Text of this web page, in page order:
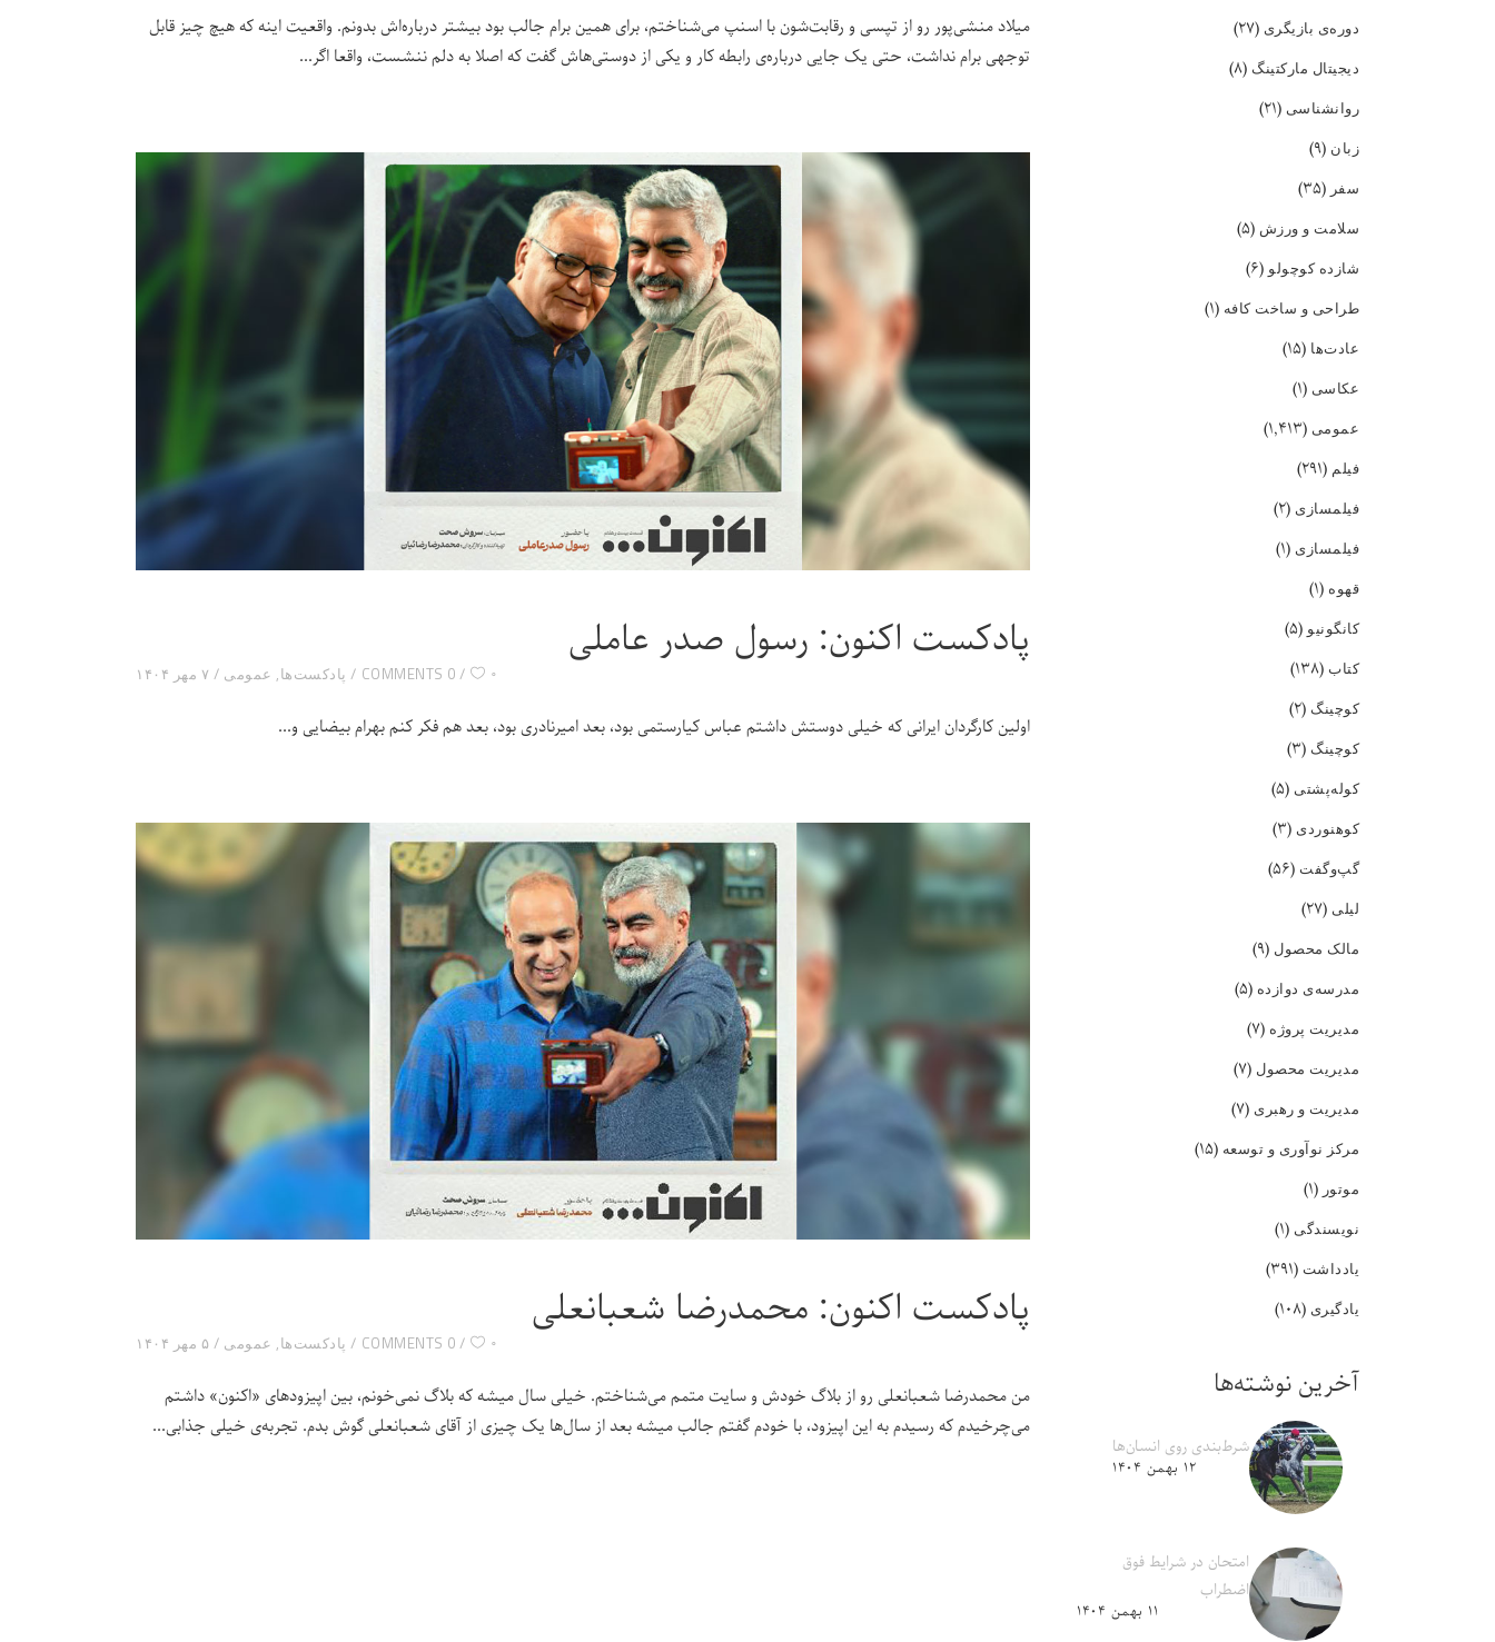
میلاد منشی‌پور رو از تپسی و رقابت‌شون با اسنپ می‌شناختم، برای همین برام جالب بود بیشتر درباره‌اش بدونم. واقعیت اینه که هیچ چیز قابل
توجهی برام نداشت، حتی یک جایی درباره‌ی رابطه کار و یکی از دوستی‌هاش گفت که اصلا به دلم ننشست، واقعا اگر
پادکست اکنون: رسول صدر عاملی
۷ مهر ۱۴۰۴ پادکست‌ها, عمومی 0 COMMENTS ۰
اولین کارگردان ایرانی که خیلی دوستش داشتم عباس کیارستمی بود، بعد امیرنادری بود، بعد هم فکر کنم بهرام بیضایی و
پادکست اکنون: محمدرضا شعبانعلی
۵ مهر ۱۴۰۴ پادکست‌ها, عمومی 0 COMMENTS ۰
من محمدرضا شعبانعلی رو از بلاگ خودش و سایت متمم می‌شناختم. خیلی سال میشه که بلاگ نمی‌خونم، بین اپیزودهای «اکنون» داشتم
می‌چرخیدم که رسیدم به این اپیزود، با خودم گفتم جالب میشه بعد از سال‌ها یک چیزی از آقای شعبانعلی گوش بدم. تجربه‌ی خیلی جذابی
دوره‌ی بازیگری (۲۷)
دیجیتال مارکتینگ (۸)
روانشناسی (۲۱)
زبان (۹)
سفر(۳۵)
سلامت و ورزش (۵)
شازده کوچولو(۶)
طراحی و ساخت کافه (۱)
عادت‌ها (۱۵)
عکاسی (۱)
عمومی (۱,۴۱۳)
فیلم (۲۹۱)
فیلمسازی (۲)
فیلمسازی (۱)
قهوه (۱)
کانگونیو(۵)
کتاب (۱۳۸)
کوچینگ (۲)
کوچینگ (۳)
کوله‌پشتی (۵)
کوهنوردی (۳)
گپ‌و‌گفت (۵۶)
لیلی (۲۷)
مالک محصول (۹)
مدرسه‌ی دوازده (۵)
مدیریت پروژه (۷)
مدیریت محصول (۷)
مدیریت و رهبری (۷)
مرکز نوآوری و توسعه (۱۵)
موتور(۱)
نویسندگی (۱)
یادداشت (۳۹۱)
یادگیری (۱۰۸)
آخرین نوشته‌ها
شرط‌بندی روی انسان‌ها
۱۲ بهمن ۱۴۰۴
امتحان در شرایط فوق
اضطراب
۱۱ بهمن ۱۴۰۴